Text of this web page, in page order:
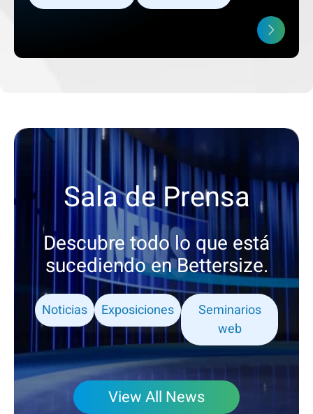
Sala de Prensa
Descubre todo lo que está
sucediendo en Bettersize.
Noticias Exposiciones
Seminarios
web
View All News